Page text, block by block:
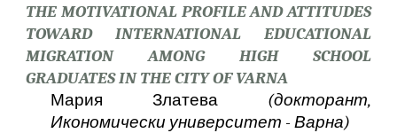
THE MOTIVATIONAL PROFILE AND ATTITUDES
TOWARD INTERNATIONAL EDUCATIONAL
MIGRATION AMONG HIGH SCHOOL
GRADUATES IN THE CITY OF VARNA
Мария Златева (докторант,
Икономически университет - Варна)